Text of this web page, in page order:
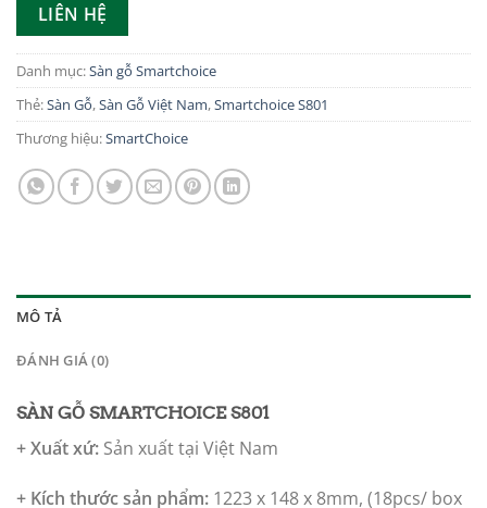
LIÊN HỆ
Danh mục:Sàn gỗ Smartchoice
Thẻ:Sàn Gỗ,Sàn Gỗ Việt Nam,Smartchoice S801
Thương hiệu:SmartChoice
MÔ TẢ
ĐÁNH GIÁ (0)
SÀN GỖ SMARTCHOICE S801
+ Xuất xứ: Sản xuất tại Việt Nam
+ Kích thước sản phẩm: 1223 x 148 x 8mm, (18pcs/ box